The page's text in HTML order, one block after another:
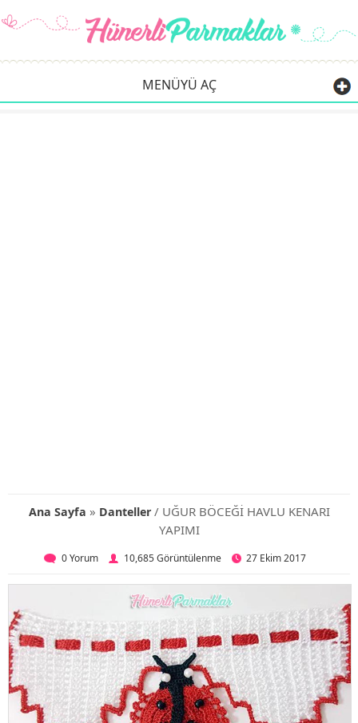
MENÜYÜ AÇ
Ana Sayfa » Danteller/ UĞUR BÖCEĞİ HAVLU KENARI
YAPIMI
0 Yorum 10,685 Görüntülenme 27 Ekim 2017